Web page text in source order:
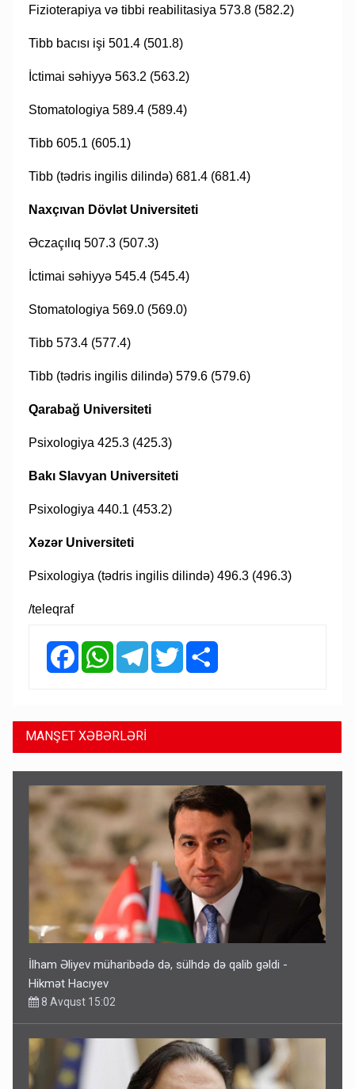
Fizioterapiya və tibbi reabilitasiya 573.8 (582.2)
Tibb bacısı işi 501.4 (501.8)
İctimai səhiyyə 563.2 (563.2)
Stomatologiya 589.4 (589.4)
Tibb 605.1 (605.1)
Tibb (tədris ingilis dilində) 681.4 (681.4)
Naxçıvan Dövlət Universiteti
Əczaçılıq 507.3 (507.3)
İctimai səhiyyə 545.4 (545.4)
Stomatologiya 569.0 (569.0)
Tibb 573.4 (577.4)
Tibb (tədris ingilis dilində) 579.6 (579.6)
Qarabağ Universiteti
Psixologiya 425.3 (425.3)
Bakı Slavyan Universiteti
Psixologiya 440.1 (453.2)
Xəzər Universiteti
Psixologiya (tədris ingilis dilində) 496.3 (496.3)
/teleqraf
FacebookWhatsAppTelegramTwitter
MANŞET XƏBƏRLƏRİ
İlham Əliyev müharibədə də, sülhdə də qalib gəldi -
Hikmət Hacıyev
8 Avqust 15:02